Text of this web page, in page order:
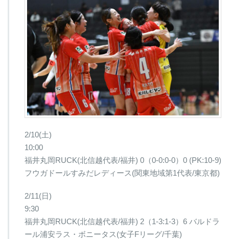
2/10(土)
10:00
福井丸岡RUCK(北信越代表/福井) 0（0-0:0-0）0 (PK:10-9)
フウガドールすみだレディース(関東地域第1代表/東京都)
2/11(日)
9:30
福井丸岡RUCK(北信越代表/福井) 2（1-3:1-3）6 バルドラ
ール浦安ラス・ボニータス(女子Fリーグ/千葉)